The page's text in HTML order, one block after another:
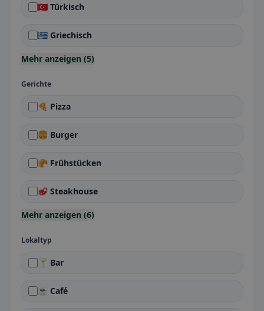
🇹🇷 Türkisch
🇬🇷 Griechisch
Mehr anzeigen (5)
Gerichte
🍕 Pizza
🍔 Burger
🥐 Frühstücken
🥩 Steakhouse
Mehr anzeigen (6)
Lokaltyp
🍸 Bar
☕ Café